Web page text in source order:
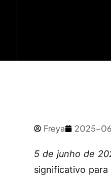
Freya 2025-
5 de junho de
significativo